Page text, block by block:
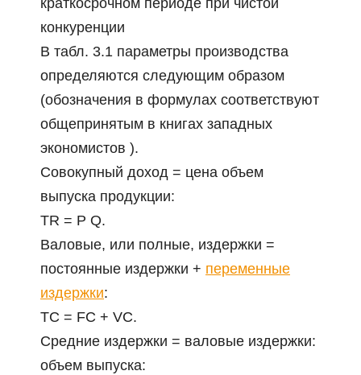
краткосрочном периоде при чистой
конкуренции
В табл. 3.1 параметры производства
определяются следующим образом
(обозначения в формулах соответствуют
общепринятым в книгах западных
экономистов ).
Совокупный доход = цена объем
выпуска продукции:
TR = P Q.
Валовые, или полные, издержки =
постоянные издержки + переменные
издержки:
ТС = FC + VC.
Средние издержки = валовые издержки:
объем выпуска: